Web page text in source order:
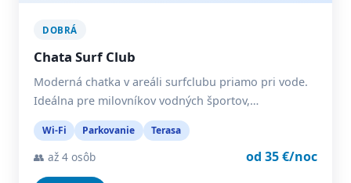
DOBRÁ
Chata Surf Club
Moderná chatka v areáli surfclubu priamo pri vode.
Ideálna pre milovníkov vodných športov,…
Wi-Fi Parkovanie Terasa
👥 až 4 osôb od 35 €/noc